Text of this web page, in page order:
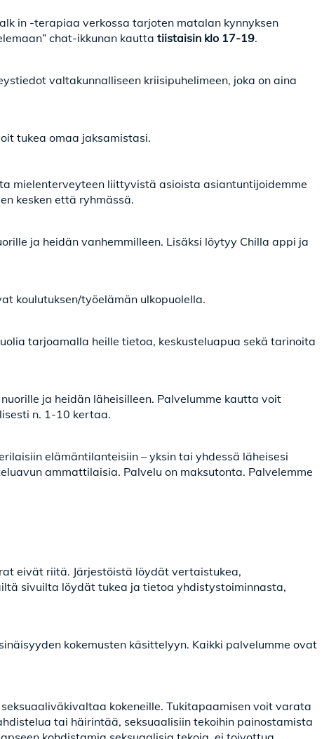
in -terapiaa verkossa tarjoten matalan kynnyksen
chat-ikkunan kautta tiistaisin klo 17-19.
valtakunnalliseen kriisipuhelimeen, joka on aina
tukea omaa jaksamistasi.
mielenterveyteen liittyvistä asioista asiantuntijoidemme
kesken että ryhmässä.
ja heidän vanhemmilleen. Lisäksi löytyy Chilla appi ja
koulutuksen/työelämän ulkopuolella.
tarjoamalla heille tietoa, keskusteluapua sekä tarinoita
ja heidän läheisilleen. Palvelumme kautta voit
n. 1-10 kertaa.
elämäntilanteisiin – yksin tai yhdessä läheisesi
ammattilaisia. Palvelu on maksutonta. Palvelemme
eivät riitä. Järjestöistä löydät vertaistukea,
sivuilta löydät tukea ja tietoa yhdistystoiminnasta,
kokemusten käsittelyyn. Kaikki palvelumme ovat
kokeneille. Tukitapaamisen voit varata
tai häirintää, seksuaalisiin tekoihin painostamista